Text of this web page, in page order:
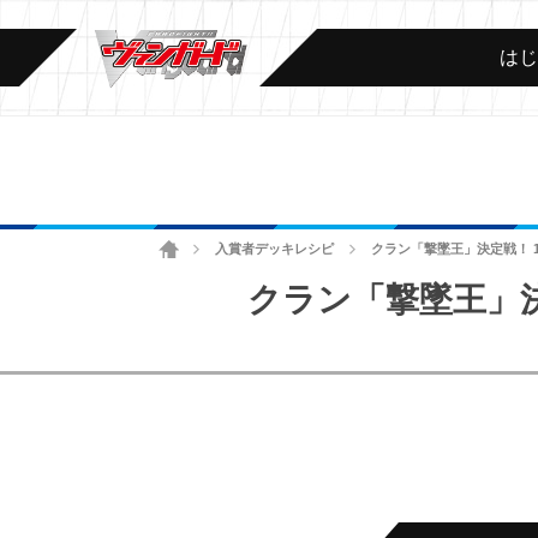
は
ホーム 入賞者デッキレシピ クラン「撃墜王」決定戦！
クラン「撃墜王」